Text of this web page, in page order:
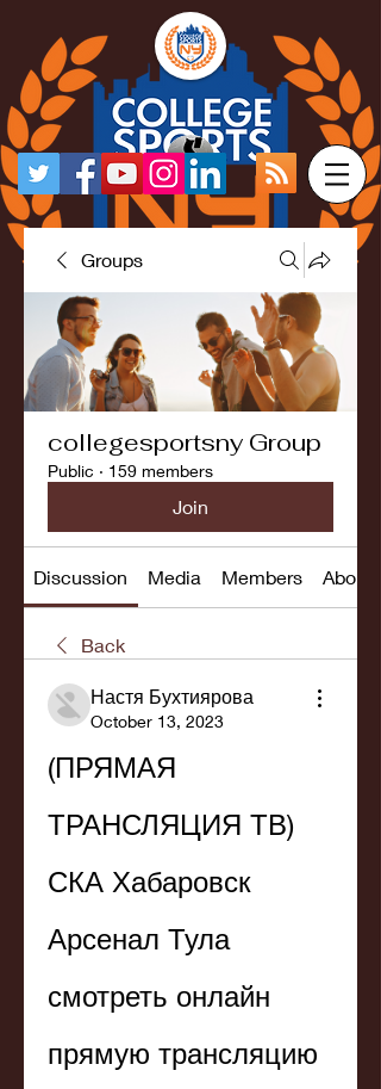
Groups
collegesportsny Group
Public · 159 members
Join
Discussion Media Members About
Back
Настя Бухтиярова
October 13, 2023
(ПРЯМАЯ
ТРАНСЛЯЦИЯ ТВ)
СКА Хабаровск
Арсенал Тула
смотреть онлайн
прямую трансляцию